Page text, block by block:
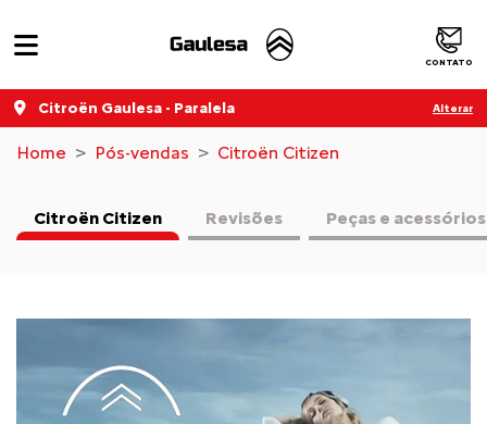
CONTATO
Citroën Gaulesa - Paralela Alterar
Home Pós-vendas Citroën Citizen
Citroën Citizen Revisões Peças e acessórios